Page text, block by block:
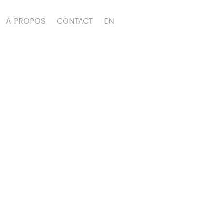
À PROPOS CONTACT EN